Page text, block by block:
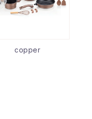
copper